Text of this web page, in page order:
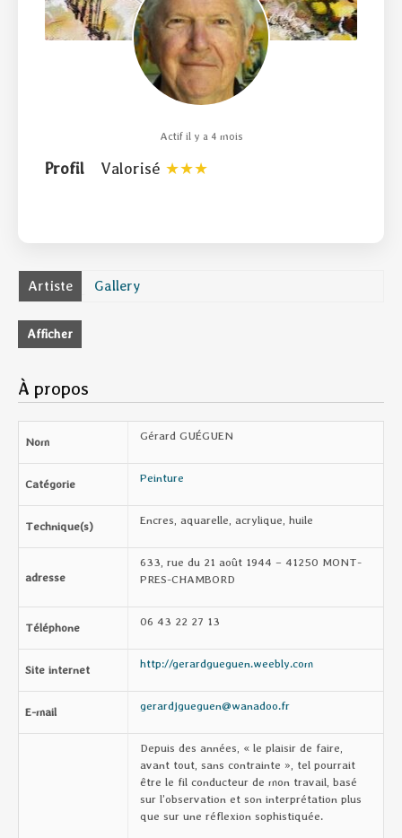
Actif il y a 4 mois
Profil Valorisé
Artiste Gallery
Afficher
À propos
Nom Gérard GUÉGUEN
Catégorie Peinture
Technique(s) Encres, aquarelle, acrylique, huile
adresse
633, rue du 21 août 1944 – 41250 MONT-
PRES-CHAMBORD
Téléphone 06 43 22 27 13
Site internet http://gerardgueguen.weebly.com
E-mail gerardjgueguen@wanadoo.fr
Depuis des années, « le plaisir de faire,
avant tout, sans contrainte », tel pourrait
être le fil conducteur de mon travail, basé
sur l’observation et son interprétation plus
que sur une réflexion sophistiquée.